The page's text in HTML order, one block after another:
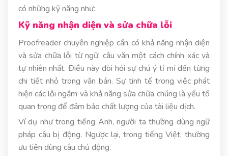
có những kỹ năng như:
Kỹ năng nhận diện và sửa chữa lỗi
Proofreader chuyên nghiệp cần có khả năng nhận diện
và sửa chữa lỗi từ ngữ, câu văn một cách chính xác và
tự nhiên nhất. Điều này đòi hỏi sự chú ý tỉ mỉ đến từng
chi tiết nhỏ trong văn bản. Sự tinh tế trong việc phát
hiện các lỗi ngầm và khả năng sửa chữa chúng là yếu tố
quan trọng để đảm bảo chất lượng của tài liệu dịch.
Ví dụ như trong tiếng Anh, người ta thường dùng ngữ
pháp câu bị động. Ngược lại, trong tiếng Việt, thường
ưu tiên dùng câu chủ động.